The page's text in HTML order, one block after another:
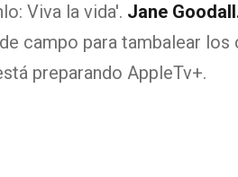
Viva la vida'. Jane
campo para tambalear
preparando AppleTv+.